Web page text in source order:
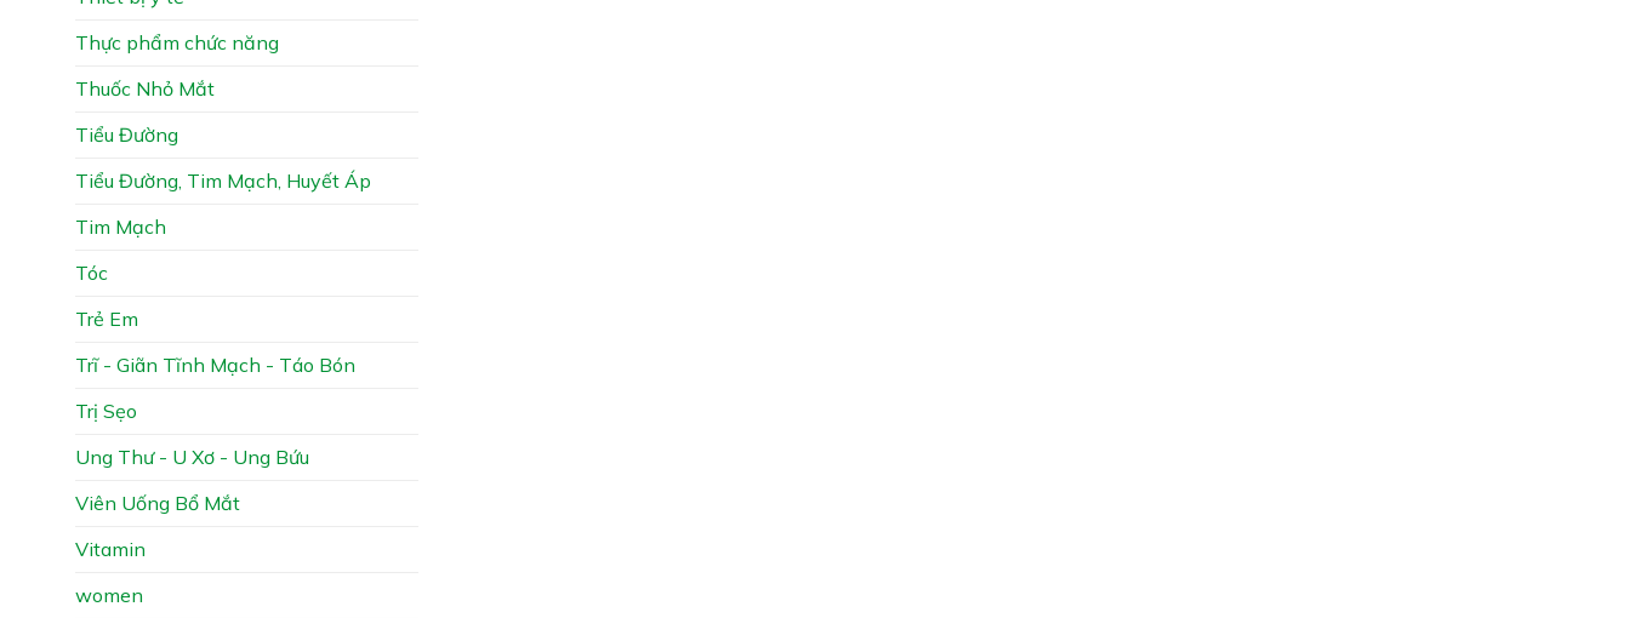
Thực phẩm chức năng
Thuốc Nhỏ Mắt
Tiểu Đường
Tiểu Đường, Tim Mạch, Huyết Áp
Tim Mạch
Tóc
Trẻ Em
Trĩ - Giãn Tĩnh Mạch - Táo Bón
Trị Sẹo
Ung Thư - U Xơ - Ung Bứu
Viên Uống Bổ Mắt
Vitamin
women